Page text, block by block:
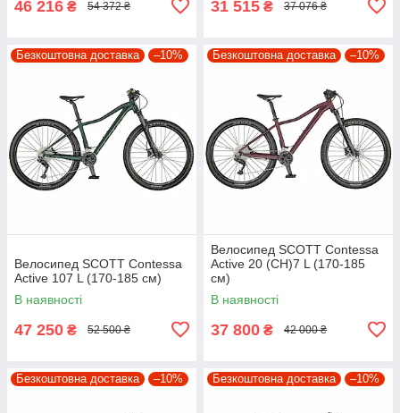
46 216 ₴ 54 372 ₴ 31 515 ₴ 37 076 ₴
Безкоштовна доставка –10%
Велосипед SCOTT Contessa
Active 107 L (170-185 см)
В наявності
47 250 ₴ 52 500 ₴
Безкоштовна доставка –10%
Велосипед SCOTT Contessa
Active 20 (CH)7 L (170-185
см)
В наявності
37 800 ₴ 42 000 ₴
Безкоштовна доставка –10% Безкоштовна доставка –10%